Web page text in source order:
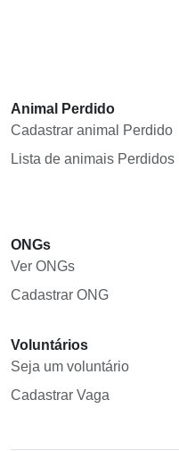
Animal Perdido
Cadastrar animal Perdido
Lista de animais Perdidos
ONGs
Ver ONGs
Cadastrar ONG
Voluntários
Seja um voluntário
Cadastrar Vaga